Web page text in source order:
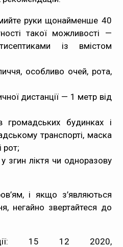
руки щонайменше 40
такої можливості —
із вмістом
особливо очей, рота,
дистанції — 1 метр від
громадських будинках і
транспорті, маска
рот;
згин ліктя чи одноразову
і якщо з’являються
негайно звертайтеся до
15 12 2020,